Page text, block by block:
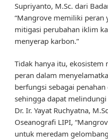
Supriyanto, M.Sc. dari
“Mangrove memiliki peran
mitigasi perubahan iklim
menyerap karbon.”
Tidak hanya itu,
peran dalam
berfungsi sebagai
sehingga dapat
Dr. Ir. Yayat Ruchyatna,
Oseanografi LIPI,
untuk meredam